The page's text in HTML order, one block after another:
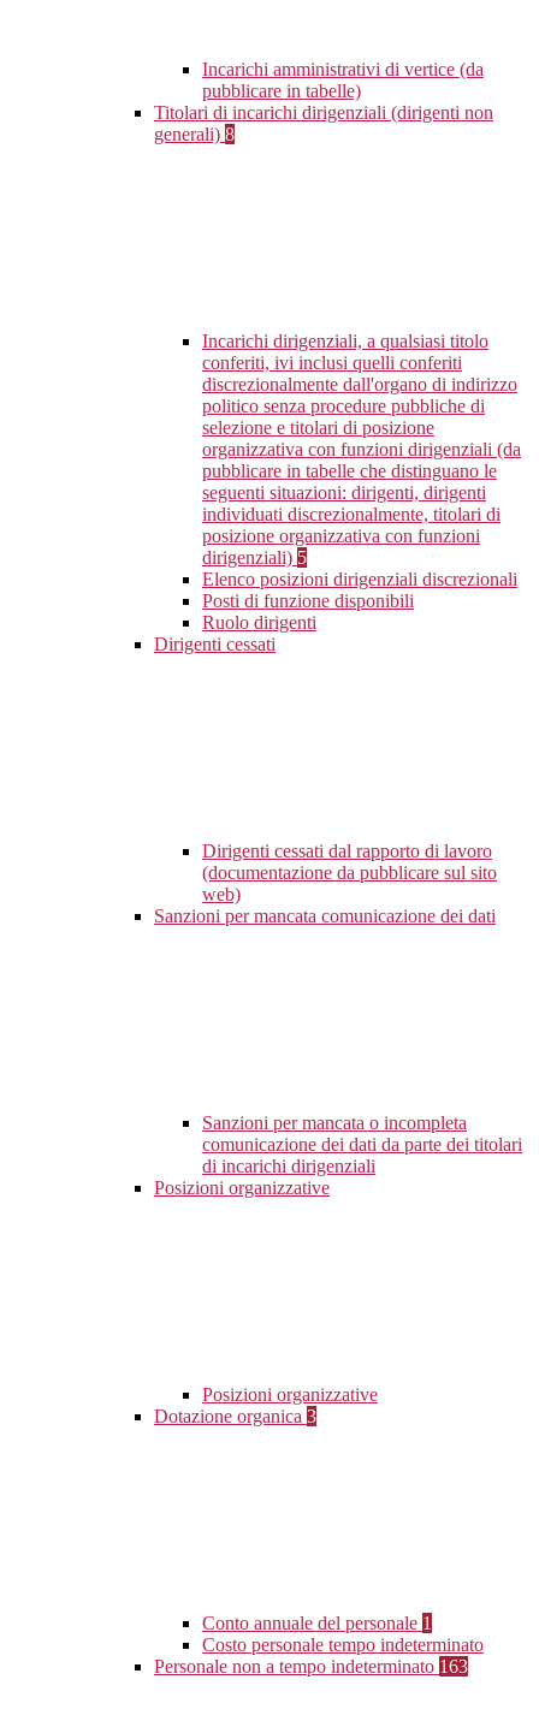
Incarichi amministrativi di vertice (da
pubblicare in tabelle)
Titolari di incarichi dirigenziali (dirigenti non
generali) 8
Incarichi dirigenziali, a qualsiasi titolo
conferiti, ivi inclusi quelli conferiti
discrezionalmente dall'organo di indirizzo
politico senza procedure pubbliche di
selezione e titolari di posizione
organizzativa con funzioni dirigenziali (da
pubblicare in tabelle che distinguano le
seguenti situazioni: dirigenti, dirigenti
individuati discrezionalmente, titolari di
posizione organizzativa con funzioni
dirigenziali) 5
Elenco posizioni dirigenziali discrezionali
Posti di funzione disponibili
Ruolo dirigenti
Dirigenti cessati
Dirigenti cessati dal rapporto di lavoro
(documentazione da pubblicare sul sito
web)
Sanzioni per mancata comunicazione dei dati
Sanzioni per mancata o incompleta
comunicazione dei dati da parte dei titolari
di incarichi dirigenziali
Posizioni organizzative
Posizioni organizzative
Dotazione organica 3
Conto annuale del personale 1
Costo personale tempo indeterminato
Personale non a tempo indeterminato 163